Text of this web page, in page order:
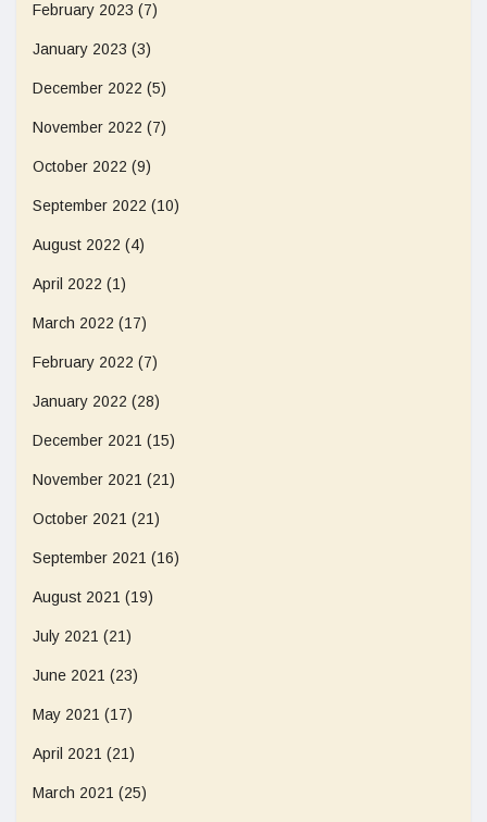
February 2023 (7)
January 2023 (3)
December 2022 (5)
November 2022 (7)
October 2022 (9)
September 2022 (10)
August 2022 (4)
April 2022 (1)
March 2022 (17)
February 2022 (7)
January 2022 (28)
December 2021 (15)
November 2021 (21)
October 2021 (21)
September 2021 (16)
August 2021 (19)
July 2021 (21)
June 2021 (23)
May 2021 (17)
April 2021 (21)
March 2021 (25)